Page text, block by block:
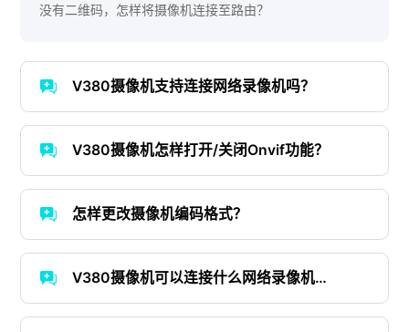
没有二维码，怎样将摄像机连接至路由？
V380摄像机支持连接网络录像机吗？
V380摄像机怎样打开/关闭Onvif功能？
怎样更改摄像机编码格式？
V380摄像机可以连接什么网络录像机
（NVR）？